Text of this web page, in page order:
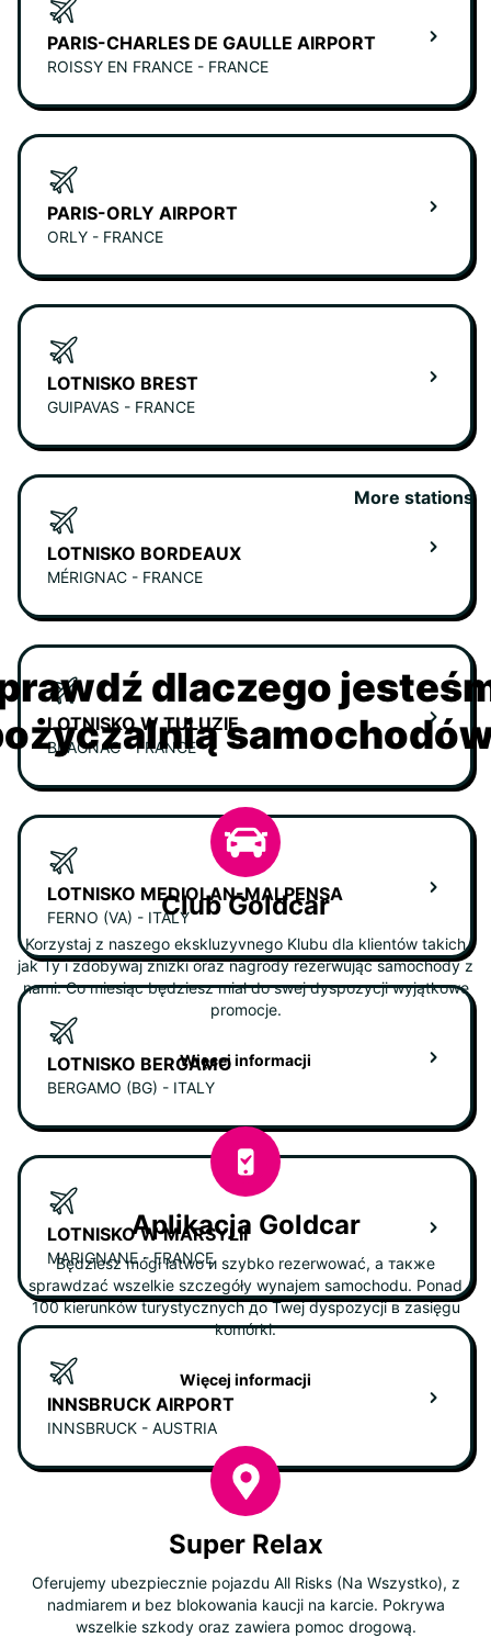
PARIS-CHARLES DE GAULLE AIRPORT
ROISSY EN FRANCE - FRANCE
PARIS-ORLY AIRPORT
ORLY - FRANCE
LOTNISKO BREST
GUIPAVAS - FRANCE
LOTNISKO BORDEAUX
MÉRIGNAC - FRANCE
LOTNISKO W TULUZIE
BLAGNAC - FRANCE
LOTNISKO MEDIOLAN-MALPENSA
FERNO (VA) - ITALY
LOTNISKO BERGAMO
BERGAMO (BG) - ITALY
LOTNISKO W MARSYLII
MARIGNANE - FRANCE
INNSBRUCK AIRPORT
INNSBRUCK - AUSTRIA
More stations
dlaczego
Club Goldcar
Korzystaj z naszego ekskluzyvnego Klubu dla klientów takich
jak Ty i zdobywaj zniżki oraz nagrody rezerwując samochody z
nami. Co miesiąc będziesz miał do swej dyspozycji wyjątkowe
promocje.
Więcej informacji
Aplikacja Goldcar
Będziesz mógł łatwo и szybko rezerwować, а также
sprawdzać wszelkie szczegóły wynajem samochodu. Ponad
100 kierunków turystycznych до Twej dyspozycji в zasięgu
komórki.
Więcej informacji
Super Relax
Oferujemy ubezpiecznie pojazdu All Risks (Na Wszystko), z
nadmiarem и bez blokowania kaucji na karcie. Pokrywa
wszelkie szkody oraz zawiera pomoc drogową.